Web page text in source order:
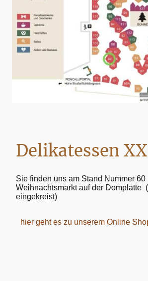
Delikatessen
Sie finden uns am Stand Nummer
Weihnachtsmarkt auf der Domplatte
eingekreist)
hier geht es zu unserem Online